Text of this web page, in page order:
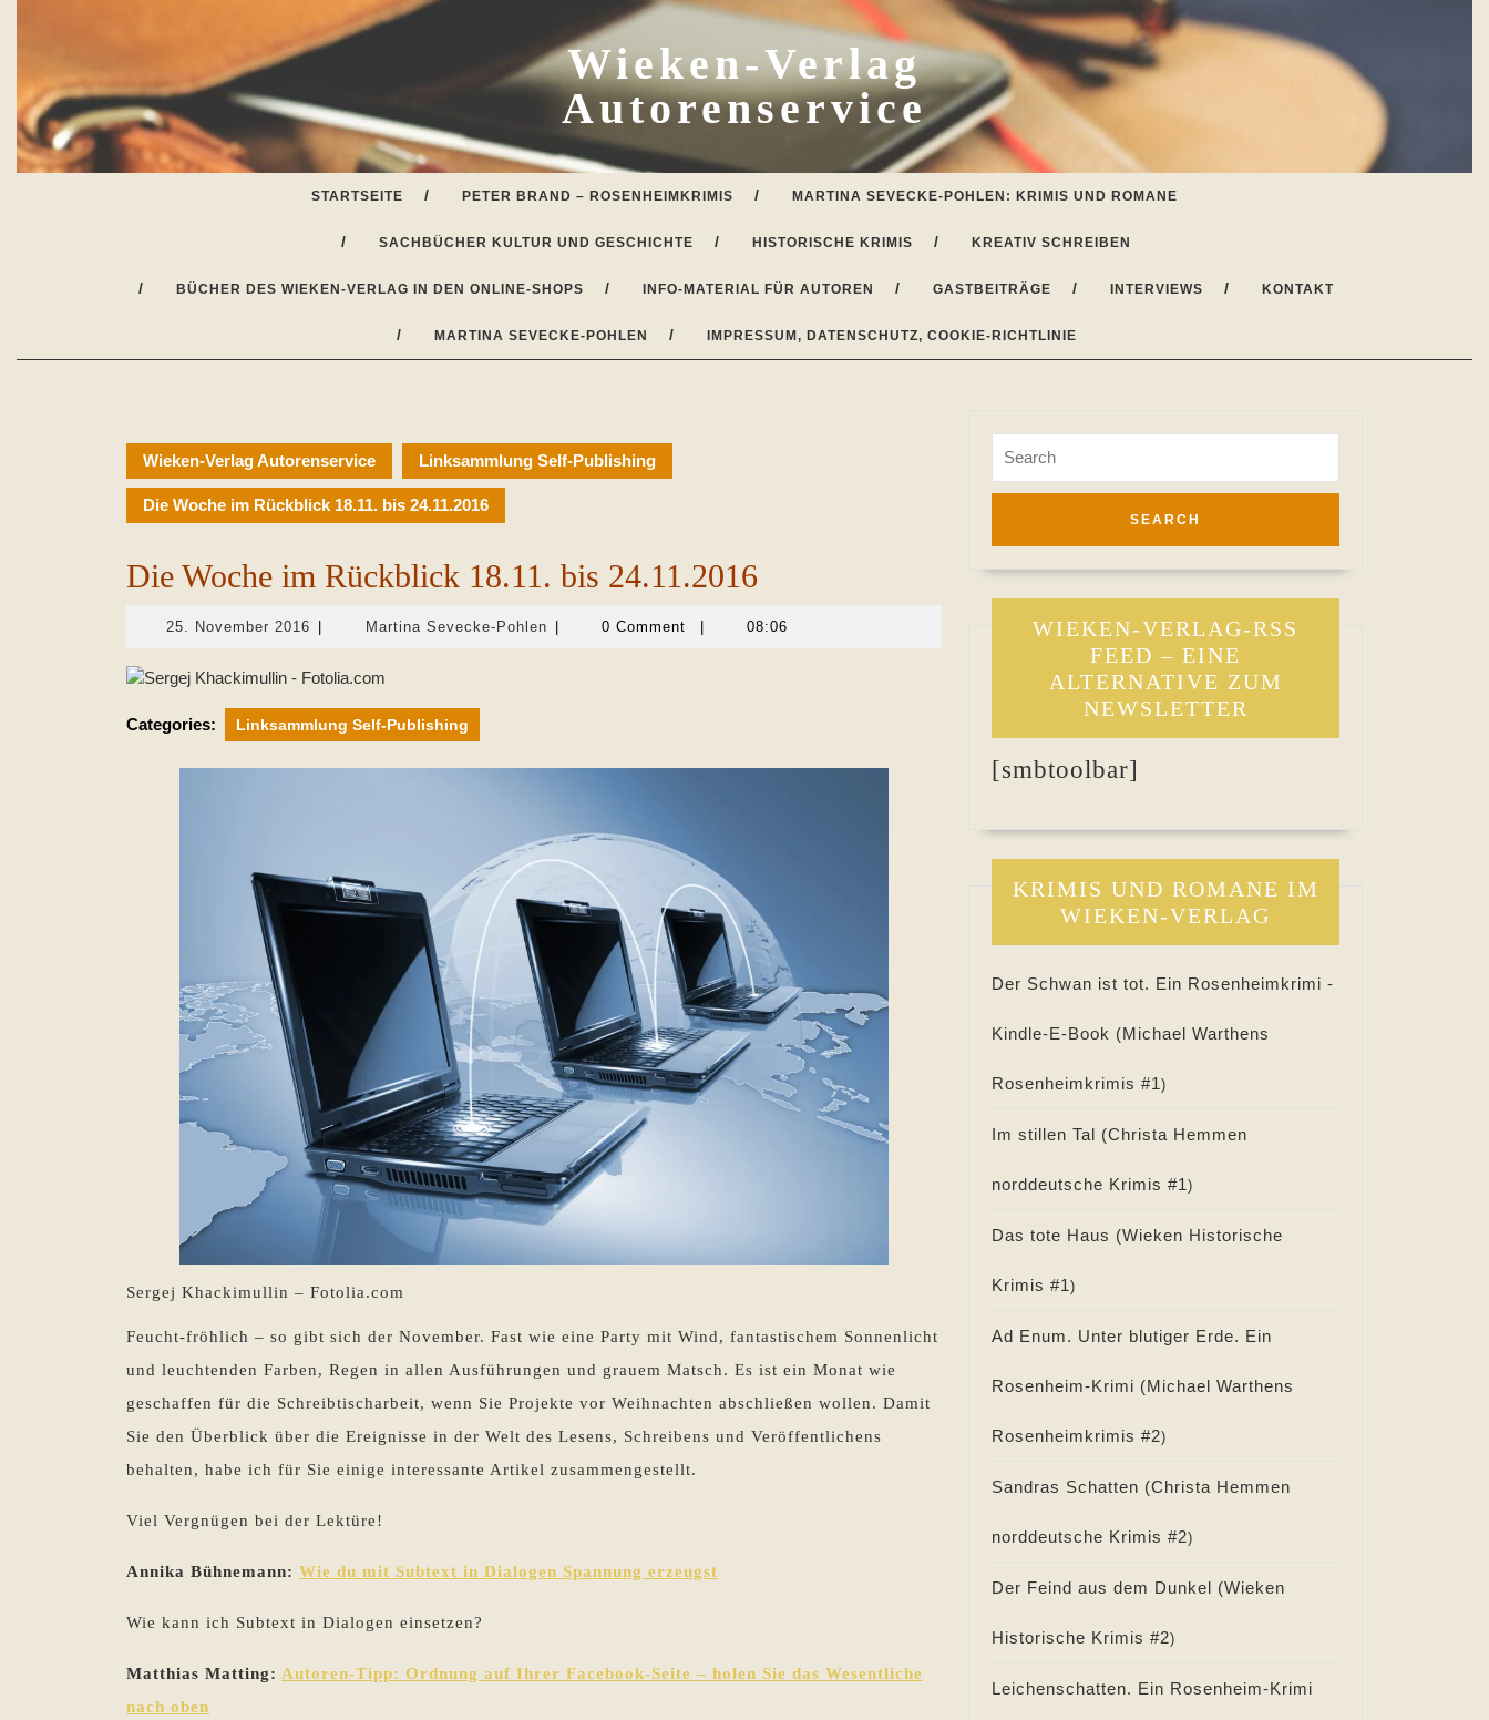
Wieken-Verlag
Autorenservice
STARTSEITE PETER BRAND – ROSENHEIMKRIMIS MARTINA SEVECKE-POHLEN: KRIMIS UND ROMANE
SACHBÜCHER KULTUR UND GESCHICHTE HISTORISCHE KRIMIS KREATIV SCHREIBEN
BÜCHER DES WIEKEN-VERLAG IN DEN ONLINE-SHOPS INFO-MATERIAL FÜR AUTOREN GASTBEITRÄGE INTERVIEWS KONTAKT
MARTINA SEVECKE-POHLEN IMPRESSUM, DATENSCHUTZ, COOKIE-RICHTLINIE
Wieken-Verlag Autorenservice Linksammlung Self-Publishing
Die Woche im Rückblick 18.11. bis 24.11.2016
Die Woche im Rückblick 18.11. bis 24.11.2016
25. November 2016 25.
2016
Martina Sevecke-PohlenMartina 0 Comment 08:06
Categories: Linksammlung Self-Publishing
Sergej Khackimullin – Fotolia.com
Feucht-fröhlich – so gibt sich der November. Fast wie eine Party mit Wind, fantastischem Sonnenlicht
und leuchtenden Farben, Regen in allen Ausführungen und grauem Matsch. Es ist ein Monat wie
geschaffen für die Schreibtischarbeit, wenn Sie Projekte vor Weihnachten abschließen wollen. Damit
Sie den Überblick über die Ereignisse in der Welt des Lesens, Schreibens und Veröffentlichens
behalten, habe ich für Sie einige interessante Artikel zusammengestellt.
Viel Vergnügen bei der Lektüre!
Annika Bühnemann: Wie du mit Subtext in Dialogen Spannung erzeugst
Wie kann ich Subtext in Dialogen einsetzen?
Matthias Matting: Autoren-Tipp: Ordnung auf Ihrer Facebook-Seite – holen Sie das Wesentliche
nach oben
for:
WIEKEN-VERLAG-RSS
FEED – EINE
ALTERNATIVE ZUM
NEWSLETTER
[smbtoolbar]
KRIMIS UND ROMANE IM
WIEKEN-VERLAG
Der Schwan ist tot. Ein Rosenheimkrimi -
Kindle-E-Book (Michael Warthens
Rosenheimkrimis #1)
Im stillen Tal (Christa Hemmen
norddeutsche Krimis #1)
Das tote Haus (Wieken Historische
Krimis #1)
Ad Enum. Unter blutiger Erde. Ein
Rosenheim-Krimi (Michael Warthens
Rosenheimkrimis #2)
Sandras Schatten (Christa Hemmen
norddeutsche Krimis #2)
Der Feind aus dem Dunkel (Wieken
Historische Krimis #2)
Leichenschatten. Ein Rosenheim-Krimi